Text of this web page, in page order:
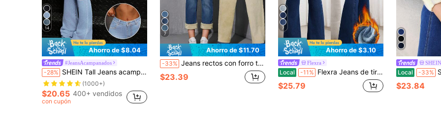
14
Ahorro de $8.04
#JeansAcampanados
-28% SHEIN Tall Jeans acampanados ajustados casuales con bolsillos de cintura media para mujeres altas
(1000+)
$20.65 400+ vendidos
con cupón
7
Ahorro de $11.70
-33% Jeans rectos con forro térmico para el invierno, de uso casual
$23.39
7
Ahorro de $3.10
Flexra
Local -11% Flexra Jeans de tiro alto con bolsillos en diagonal y pierna acampanada para uso casual diario de mujer
$25.79
Local -33% SHEIN
$23.84